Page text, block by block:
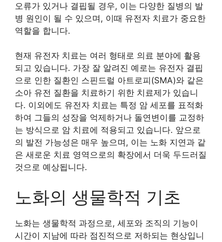
오류가 있거나 결핍될 경우, 이는 다양한 질병의 발
병 원인이 될 수 있으며, 이때 유전자 치료가 중요한
역할을 합니다.
현재 유전자 치료는 여러 형태로 의료 분야에 활용
되고 있습니다. 가장 잘 알려진 예로는 유전자 결핍
으로 인한 질환인 스핀드럴 아트로피(SMA)와 같은
소아 유전 질환을 치료하기 위한 치료제가 있습니
다. 이외에도 유전자 치료는 특정 암 세포를 표적화
하여 그들의 성장을 억제하거나 돌연변이를 교정하
는 방식으로 암 치료에 적용되고 있습니다. 앞으로
의 발전 가능성은 매우 높으며, 이는 노화 지연과 같
은 새로운 치료 영역으로의 확장에서 더욱 두드러질
것으로 예상됩니다.
노화의 생물학적 기초
노화는 생물학적 과정으로, 세포와 조직의 기능이
시간이 지남에 따라 점진적으로 저하되는 현상입니